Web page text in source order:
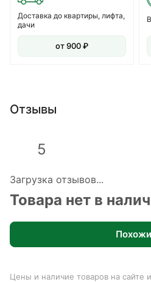
Доставка до квартиры, лифта,
дачи
от 900 ₽
Отзывы
Загрузка отзывов...
5
Товара нет в
Цены и наличие товаров на сайте